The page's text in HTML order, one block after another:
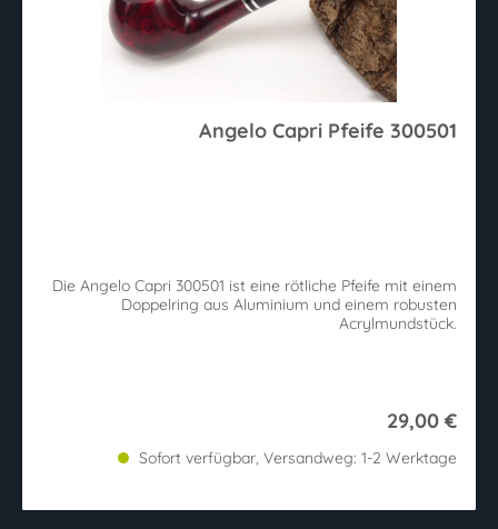
Angelo Capri Pfeife 300501
Die Angelo Capri 300501 ist eine rötliche Pfeife mit einem
Doppelring aus Aluminium und einem robusten
Acrylmundstück.
29,00 €
Sofort verfügbar, Versandweg: 1-2 Werktage